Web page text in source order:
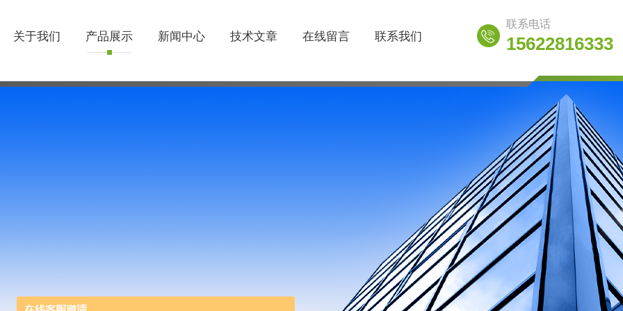
关于我们 产品展示 新闻中心 技术文章 在线留言 联系我们
联系电话
15622816333